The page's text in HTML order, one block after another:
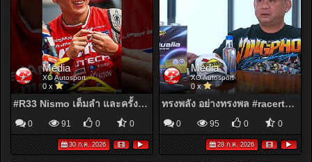
Media
XO Autosport
0 x
#R33 Nismo เต็มลำ และครั้งแรกของไอซ์ที่เอารถคันนี้มาลง Track Day บุรีรัมย์ #nissan #skyline #nismo
0 91 0 0
30 ก.ค. 2026
Media
XO Autosport
0 x
ทรงพลัง อย่างทรงพล #racertalk #sunocothailand #xoautosport
0 95 0 0
28 ก.ค. 2026